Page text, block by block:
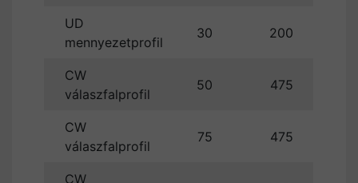
UD
mennyezetprofil
30 200
CW
válaszfalprofil
50 475
CW
válaszfalprofil
75 475
CW